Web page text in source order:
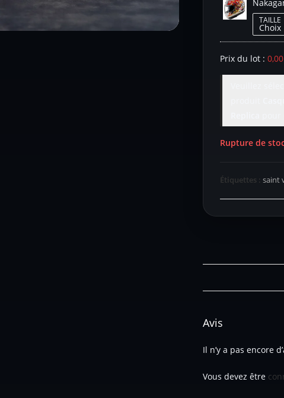
TAILLE
Prix du lot : 0,00
Rupture de
Étiquettes : saint
Avis
Il n’y a pas encore
Vous devez être